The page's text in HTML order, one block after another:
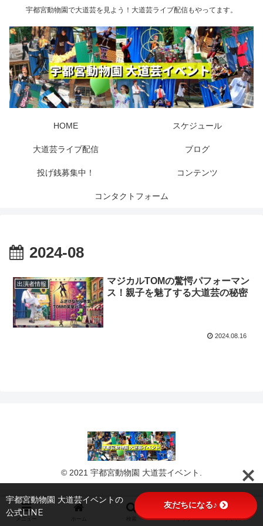
宇都宮動物園で大道芸を見よう！大道芸ライブ配信もやってます。
HOME スケジュール
大道芸ライブ配信 ブログ
投げ銭募集中！ コンテンツ
コンタクトフォーム
2024-08
出演者情報
マジカルTOMの驚愕パフォーマン
ス！親子を魅了する大道芸の秘密
2024.08.16
© 2021 宇都宮動物園 大道芸イベント.
トップ サイドバー
宇都宮動物園 大道芸イベントの
公式LINE
友だちになる♪